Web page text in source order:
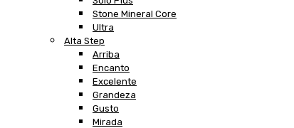
Stone Mineral Core
Ultra
Alta Step
Arriba
Encanto
Excelente
Grandeza
Gusto
Mirada